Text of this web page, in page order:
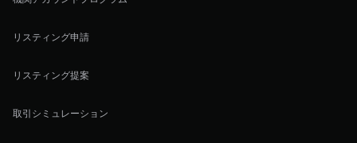
リスティング申請
リスティング提案
取引シミュレーション